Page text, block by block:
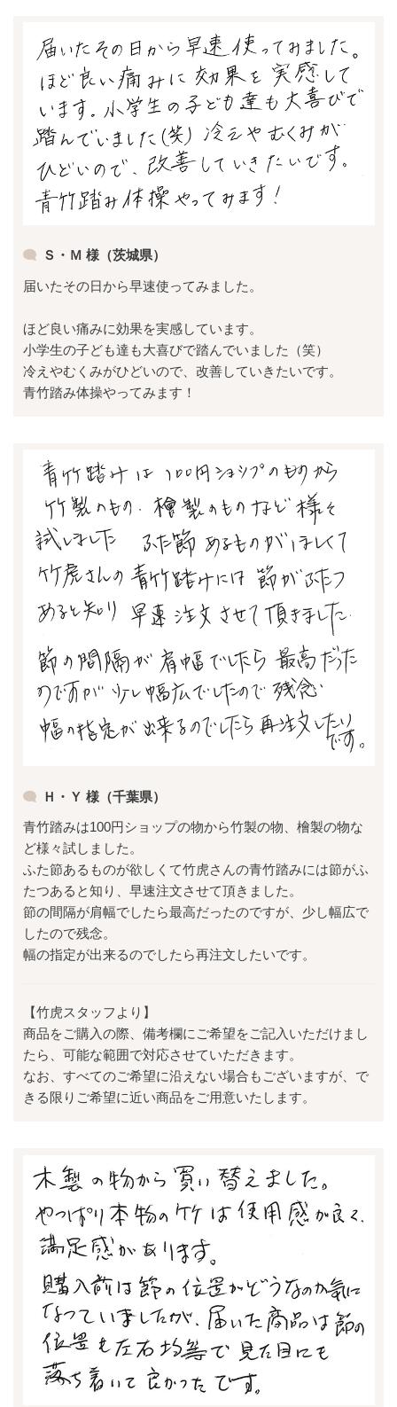
Ｓ・Ｍ 様（茨城県）
届いたその日から早速使ってみました。
ほど良い痛みに効果を実感しています。
小学生の子ども達も大喜びで踏んでいました（笑）
冷えやむくみがひどいので、改善していきたいです。
青竹踏み体操やってみます！
Ｈ・Ｙ 様（千葉県）
青竹踏みは100円ショップの物から竹製の物、檜製の物な
ど様々試しました。
ふた節あるものが欲しくて竹虎さんの青竹踏みには節がふ
たつあると知り、早速注文させて頂きました。
節の間隔が肩幅でしたら最高だったのですが、少し幅広で
したので残念。
幅の指定が出来るのでしたら再注文したいです。
【竹虎スタッフより】
商品をご購入の際、備考欄にご希望をご記入いただけまし
たら、可能な範囲で対応させていただきます。
なお、すべてのご希望に沿えない場合もございますが、で
きる限りご希望に近い商品をご用意いたします。